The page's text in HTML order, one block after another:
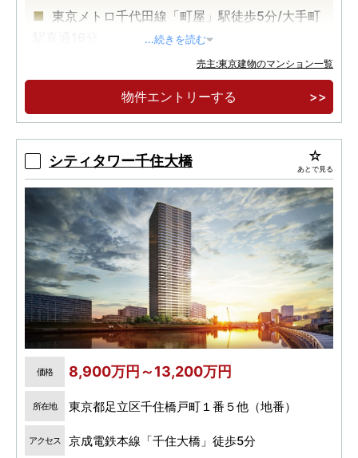
東京メトロ千代田線「町屋」駅徒歩5分/大手町
...続きを読む
売主:東京建物のマンション一覧
物件エントリーする
シティタワー千住大橋 あとで見る
価格 8,900万円～13,200万円
所在地 東京都足立区千住橋戸町１番５他（地番）
アクセス 京成電鉄本線「千住大橋」徒歩5分